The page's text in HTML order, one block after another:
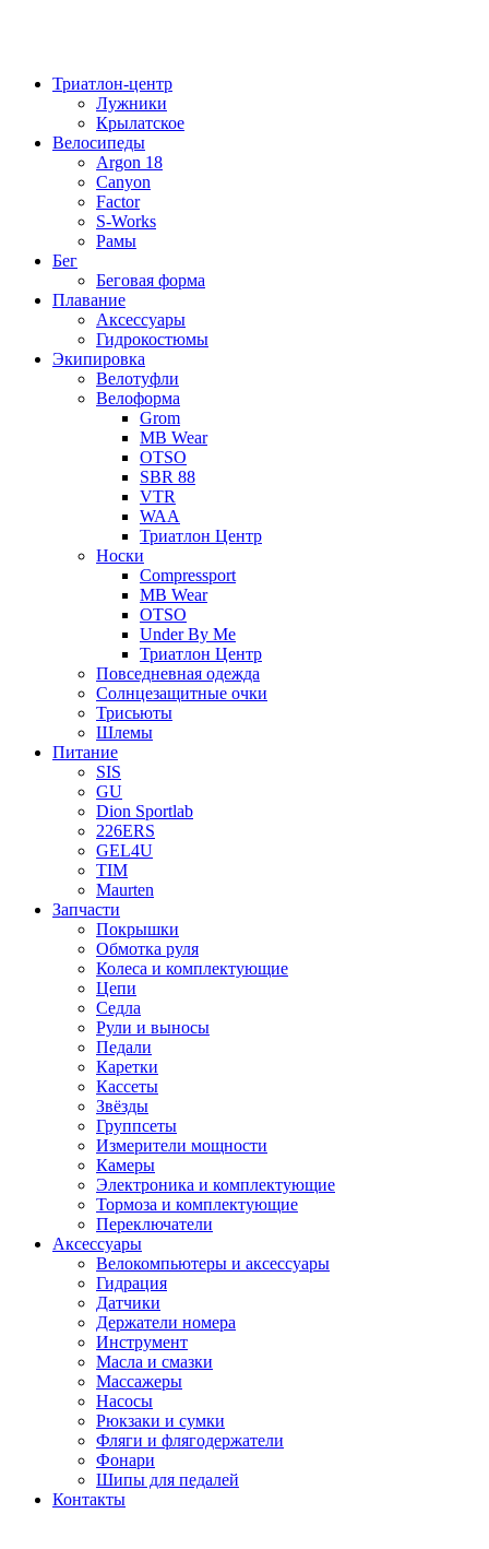
Триатлон-центр
Лужники
Крылатское
Велосипеды
Argon 18
Canyon
Factor
S-Works
Рамы
Бег
Беговая форма
Плавание
Аксессуары
Гидрокостюмы
Экипировка
Велотуфли
Велоформа
Grom
MB Wear
OTSO
SBR 88
VTR
WAA
Триатлон Центр
Носки
Compressport
MB Wear
OTSO
Under By Me
Триатлон Центр
Повседневная одежда
Солнцезащитные очки
Трисьюты
Шлемы
Питание
SIS
GU
Dion Sportlab
226ERS
GEL4U
TIM
Maurten
Запчасти
Покрышки
Обмотка руля
Колеса и комплектующие
Цепи
Седла
Рули и выносы
Педали
Каретки
Кассеты
Звёзды
Группсеты
Измерители мощности
Камеры
Электроника и комплектующие
Тормоза и комплектующие
Переключатели
Аксессуары
Велокомпьютеры и аксессуары
Гидрация
Датчики
Держатели номера
Инструмент
Масла и смазки
Массажеры
Насосы
Рюкзаки и сумки
Фляги и флягодержатели
Фонари
Шипы для педалей
Контакты